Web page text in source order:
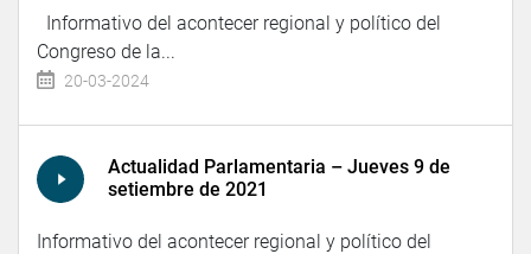
Informativo del acontecer regional y político del
Congreso de la...
20-03-2024
Actualidad Parlamentaria – Jueves 9 de
setiembre de 2021
Informativo del acontecer regional y político del